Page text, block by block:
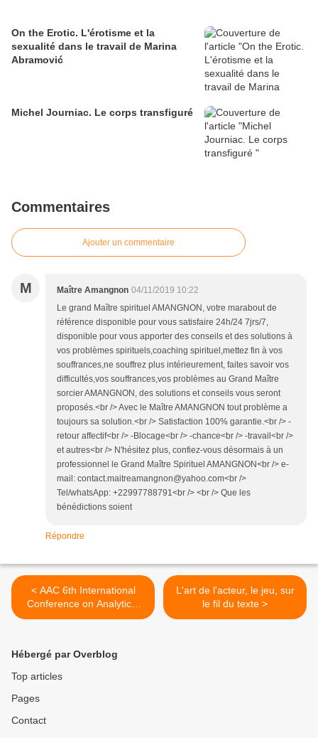
On the Erotic. L'érotisme et la
sexualité dans le travail de Marina
Abramović
Michel Journiac. Le corps transfiguré
Commentaires
Ajouter un commentaire
M Maître Amangnon 04/11/2019 10:22
Le grand Maître spirituel AMANGNON, votre marabout de
référence disponible pour vous satisfaire 24h/24 7jrs/7,
disponible pour vous apporter des conseils et des solutions à
vos problèmes spirituels,coaching spirituel,mettez fin à vos
souffrances,ne souffrez plus intérieurement, faites savoir vos
difficultés,vos souffrances,vos problèmes au Grand Maître
sorcier AMANGNON, des solutions et conseils vous seront
proposés.<br /> Avec le Maître AMANGNON tout problème a
toujours sa solution.<br /> Satisfaction 100% garantie.<br /> -
retour affectif<br /> -Blocage<br /> -chance<br /> -travail<br />
et autres<br /> N'hésitez plus, confiez-vous désormais à un
professionnel le Grand Maître Spirituel AMANGNON<br /> e-
mail: contact.maitreamangnon@yahoo.com<br />
Tel/whatsApp: +22997788791<br /> <br /> Que les
bénédictions soient
Répondre
< AAC 6th International
Conference on Analytical
Studies in World Music
L'art de l'acteur, le jeu, sur
le fil du texte >
Hébergé par Overblog
Top articles
Pages
Contact